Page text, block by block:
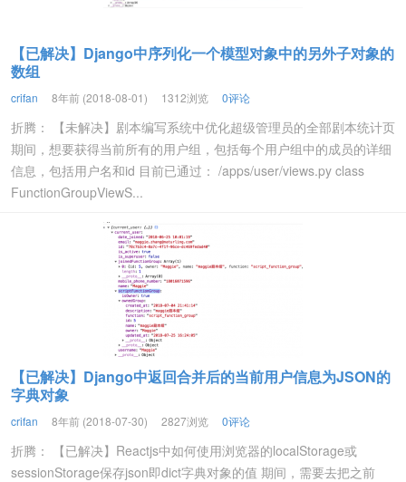
【已解决】Django中序列化一个模型对象中的另外子对象的
数组
crifan 8年前 (2018-08-01) 1312浏览 0评论
折腾： 【未解决】剧本编写系统中优化超级管理员的全部剧本统计页
期间，想要获得当前所有的用户组，包括每个用户组中的成员的详细
信息，包括用户名和id 目前已通过： /apps/user/views.py class
FunctionGroupViewS...
【已解决】Django中返回合并后的当前用户信息为JSON的
字典对象
crifan 8年前 (2018-07-30) 2827浏览 0评论
折腾： 【已解决】Reactjs中如何使用浏览器的localStorage或
sessionStorage保存json即dict字典对象的值 期间，需要去把之前